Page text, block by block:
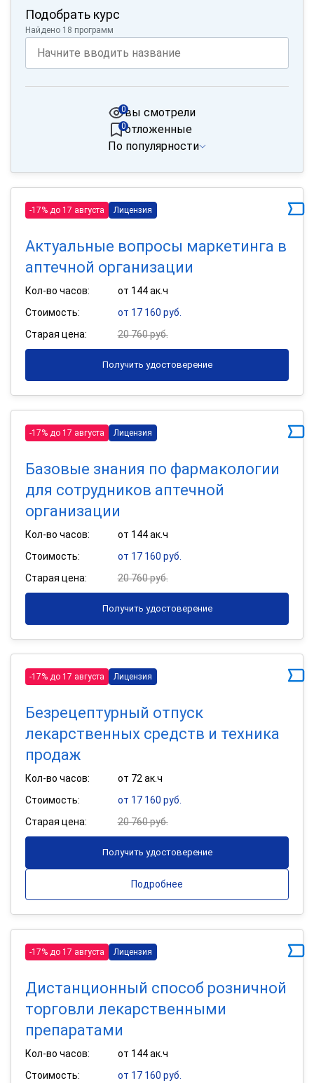
Подобрать курс
Найдено 18 программ
вы смотрели
0
отложенные
0
По популярности
-17% до 17 августа Лицензия
Актуальные вопросы маркетинга в
аптечной организации
Кол-во часов:
от 144 ак.ч
Стоимость:
от 17 160 руб.
Старая цена:
20 760 руб.
Получить удостоверение
-17% до 17 августа Лицензия
Базовые знания по фармакологии
для сотрудников аптечной
организации
Кол-во часов:
от 144 ак.ч
Стоимость:
от 17 160 руб.
Старая цена:
20 760 руб.
Получить удостоверение
-17% до 17 августа Лицензия
Безрецептурный отпуск
лекарственных средств и техника
продаж
Кол-во часов:
от 72 ак.ч
Стоимость:
от 17 160 руб.
Старая цена:
20 760 руб.
Получить удостоверение
Подробнее
-17% до 17 августа Лицензия
Дистанционный способ розничной
торговли лекарственными
препаратами
Кол-во часов:
от 144 ак.ч
Стоимость:
от 17 160 руб.